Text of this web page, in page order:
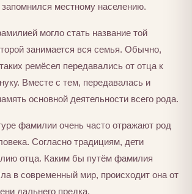
местному населению.
могло стать название той
занимается вся семья. Обычно,
ремёсел передавались от отца к
Вместе с тем, передавалась и
основной деятельности всего рода.
фамилии очень часто отражают род
Согласно традициям, дети
отца. Каким бы путём фамилия
в современный мир, происходит она от
дальнего предка.